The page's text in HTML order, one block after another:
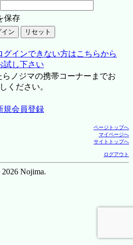
保存
グインできない方はこちらから
試し下さい
ノジマの携帯コーナーまでお
ください。
規会員登録
ページトップへ
マイページへ
サイトトップへ
ログアウト
Nojima.